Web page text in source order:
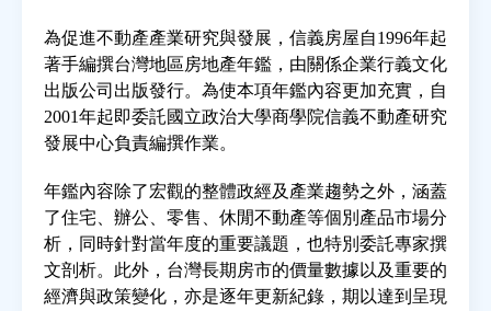
焦點新聞
教育推廣
房市分析
研究獎勵
房地產年鑑
為促進不動產產業研究與發展，信義房屋自1996年起
著手編撰台灣地區房地產年鑑，由關係企業行義文化
出版公司出版發行。為使本項年鑑內容更加充實，自
2001年起即委託國立政治大學商學院信義不動產研究
發展中心負責編撰作業。
年鑑內容除了宏觀的整體政經及產業趨勢之外，涵蓋
了住宅、辦公、零售、休閒不動產等個別產品市場分
析，同時針對當年度的重要議題，也特別委託專家撰
文剖析。此外，台灣長期房市的價量數據以及重要的
經濟與政策變化，亦是逐年更新紀錄，期以達到呈現